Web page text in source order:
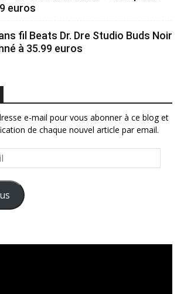
euros
fil Beats Dr. Dre Studio Buds Noir
à 35.99 euros
e-mail pour vous abonner à ce blog et
de chaque nouvel article par email.